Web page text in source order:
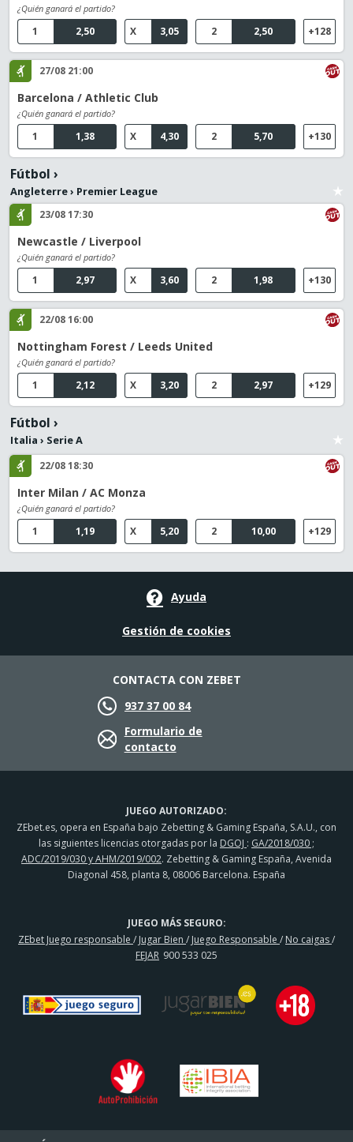
¿Quién ganará el partido?
2,50
1 3,05
X 2,50
2 +128
27/08 21:00
Barcelona / Athletic Club
¿Quién ganará el partido?
1,38
1 4,30
X 5,70
2 +130
Fútbol ›
Angleterre› Premier League
23/08 17:30
Newcastle / Liverpool
¿Quién ganará el partido?
2,97
1 3,60
X 1,98
2 +130
22/08 16:00
Nottingham Forest / Leeds United
¿Quién ganará el partido?
2,12
1 3,20
X 2,97
2 +129
Fútbol ›
Italia › Serie A
22/08 18:30
Inter Milan / AC Monza
¿Quién ganará el partido?
1,19
1 5,20
X 10,00
2 +129
JUEGO AUTORIZADO:
ZEbet.es, opera en España bajo Zebetting & Gaming España, S.A.U., con
las siguientes licencias otorgadas por la DGOJ : GA/2018/030 ;
ADC/2019/030 y AHM/2019/002. Zebetting & Gaming España, Avenida
Diagonal 458, planta 8, 08006 Barcelona. España
JUEGO MÁS SEGURO:
ZEbet Juego responsable / Jugar Bien / Juego Responsable / No caigas/
FEJAR 900 533 025
Ayuda
Gestión de cookies
CONTACTA CON ZEBET
937 37 00 84
Formulario de
contacto